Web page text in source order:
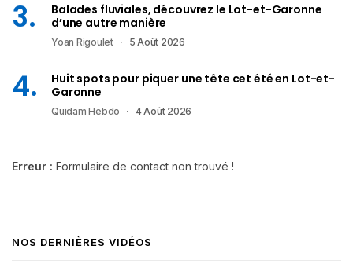
Balades fluviales, découvrez le Lot-et-Garonne
d’une autre manière
Yoan Rigoulet 5 Août 2026
Huit spots pour piquer une tête cet été en Lot-et-
Garonne
Quidam Hebdo 4 Août 2026
Erreur : Formulaire de contact non trouvé !
NOS DERNIÈRES VIDÉOS